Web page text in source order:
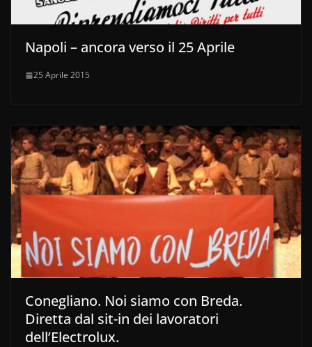
Napoli – ancora verso il 25 Aprile
25 Aprile 2015
Conegliano. Noi siamo con Breda.
Diretta dal sit-in dei lavoratori
dell’Electrolux.